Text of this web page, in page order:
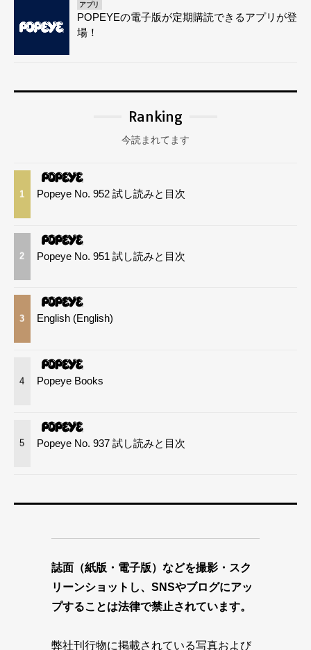
アプリ
POPEYEの電子版が定期購読できるアプリが登
場！
Ranking
今読まれてます
1 Popeye No. 952 試し読みと目次
2 Popeye No. 951 試し読みと目次
3 English (English)
4 Popeye Books
5 Popeye No. 937 試し読みと目次
誌面（紙版・電子版）などを撮影・スク
リーンショットし、SNSやブログにアッ
プすることは法律で禁止されています。
弊社刊行物に掲載されている写真および